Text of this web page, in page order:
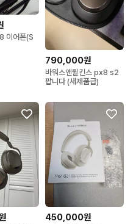
이어폰(S
790,000원
바워스앤윌킨스 px8 s2
팝니다 (새제품급)
450,000원